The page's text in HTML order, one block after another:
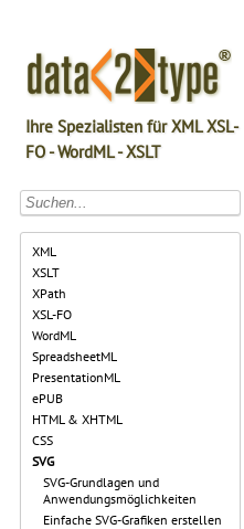
Ihre Spezialisten für XML XSL-
FO - WordML - XSLT
XML
XSLT
XPath
XSL-FO
WordML
SpreadsheetML
PresentationML
ePUB
HTML & XHTML
CSS
SVG
SVG-Grundlagen und
Anwendungsmöglichkeiten
Einfache SVG-Grafiken erstellen